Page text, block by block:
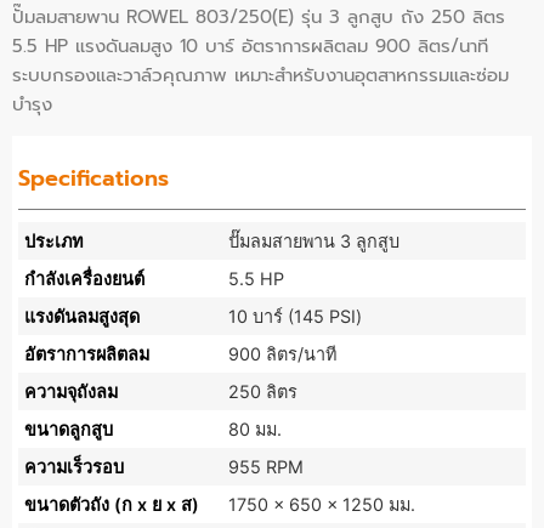
ปั๊มลมสายพาน ROWEL 803/250(E) รุ่น 3 ลูกสูบ ถัง 250 ลิตร
5.5 HP แรงดันลมสูง 10 บาร์ อัตราการผลิตลม 900 ลิตร/นาที
ระบบกรองและวาล์วคุณภาพ เหมาะสำหรับงานอุตสาหกรรมและซ่อม
บำรุง
Specifications
ประเภท
ปั๊มลมสายพาน 3 ลูกสูบ
กำลังเครื่องยนต์
5.5 HP
แรงดันลมสูงสุด
10 บาร์ (145 PSI)
อัตราการผลิตลม
900 ลิตร/นาที
ความจุถังลม
250 ลิตร
ขนาดลูกสูบ
80 มม.
ความเร็วรอบ
955 RPM
ขนาดตัวถัง (ก x ย x ส)
1750 x 650 x 1250 มม.